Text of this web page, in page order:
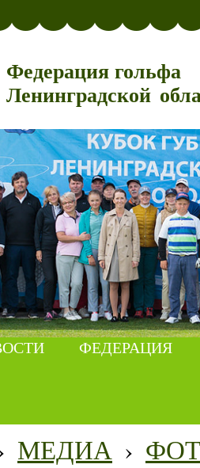
Федерация гольфа
Ленинградской
ФЕДЕРАЦИЯ
МЕДИА ›